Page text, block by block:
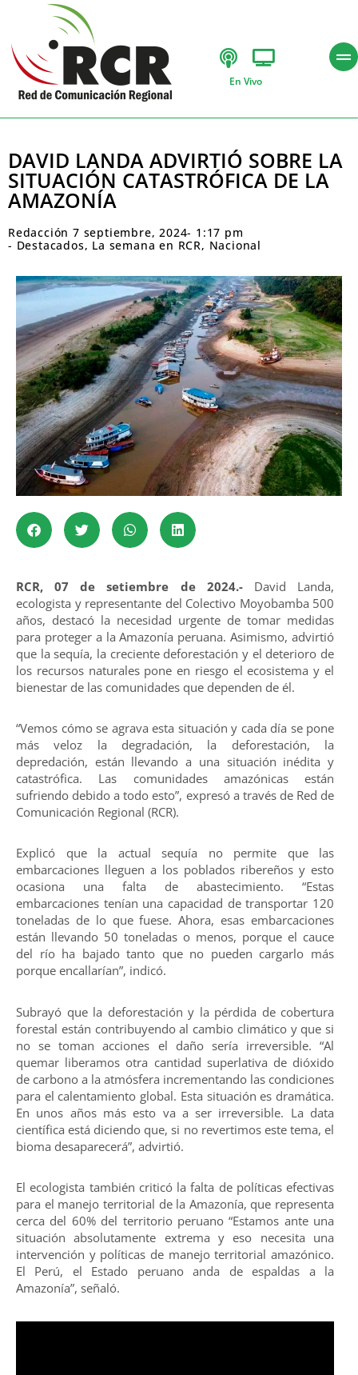
En Vivo
DAVID LANDA ADVIRTIÓ SOBRE LA
SITUACIÓN CATASTRÓFICA DE LA
AMAZONÍA
Redacción 7 septiembre, 2024- 1:17 pm
- Destacados, La semana en RCR, Nacional
RCR, 07 de setiembre de 2024.-David Landa,
ecologista y representante del Colectivo Moyobamba 500
años, destacó la necesidad urgente de tomar medidas
para proteger a la Amazonía peruana. Asimismo, advirtió
que la sequía, la creciente deforestación y el deterioro de
los recursos naturales pone en riesgo el ecosistema y el
bienestar de las comunidades que dependen de él.
“Vemos cómo se agrava esta situación y cada día se pone
más veloz la degradación, la deforestación, la
depredación, están llevando a una situación inédita y
catastrófica. Las comunidades amazónicas están
sufriendo debido a todo esto”, expresó a través de Red de
Comunicación Regional (RCR).
Explicó que la actual sequía no permite que las
embarcaciones lleguen a los poblados ribereños y esto
ocasiona una falta de abastecimiento. “Estas
embarcaciones tenían una capacidad de transportar 120
toneladas de lo que fuese. Ahora, esas embarcaciones
están llevando 50 toneladas o menos, porque el cauce
del río ha bajado tanto que no pueden cargarlo más
porque encallarían”, indicó.
Subrayó que la deforestación y la pérdida de cobertura
forestal están contribuyendo al cambio climático y que si
no se toman acciones el daño sería irreversible. “Al
quemar liberamos otra cantidad superlativa de dióxido
de carbono a la atmósfera incrementando las condiciones
para el calentamiento global. Esta situación es dramática.
En unos años más esto va a ser irreversible. La data
científica está diciendo que, si no revertimos este tema, el
bioma desaparecerá”, advirtió.
El ecologista también criticó la falta de políticas efectivas
para el manejo territorial de la Amazonía, que representa
cerca del 60% del territorio peruano “Estamos ante una
situación absolutamente extrema y eso necesita una
intervención y políticas de manejo territorial amazónico.
El Perú, el Estado peruano anda de espaldas a la
Amazonía”, señaló.